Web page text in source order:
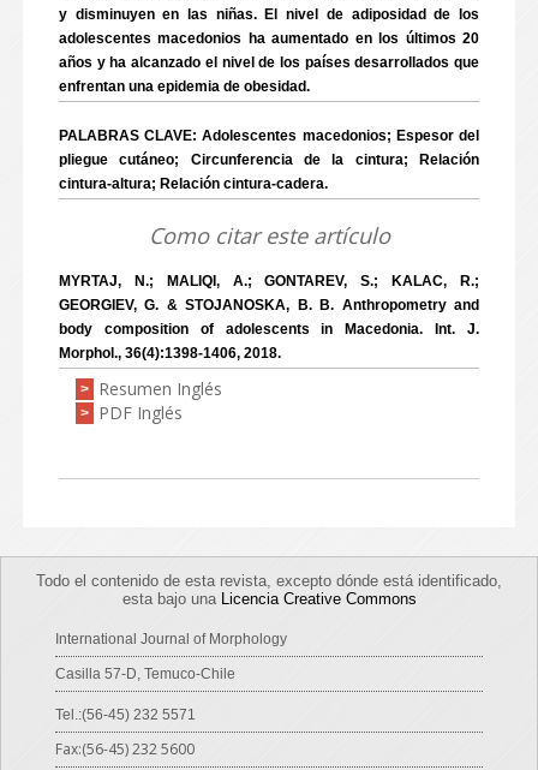
y disminuyen en las niñas. El nivel de adiposidad de los
adolescentes macedonios ha aumentado en los últimos 20
años y ha alcanzado el nivel de los países desarrollados que
enfrentan una epidemia de obesidad.
PALABRAS CLAVE: Adolescentes macedonios; Espesor del
pliegue cutáneo; Circunferencia de la cintura; Relación
cintura-altura; Relación cintura-cadera.
Como citar este artículo
MYRTAJ, N.; MALIQI, A.; GONTAREV, S.; KALAC, R.;
GEORGIEV, G. & STOJANOSKA, B. B. Anthropometry and
body composition of adolescents in Macedonia. Int. J.
Morphol., 36(4):1398-1406, 2018.
> Resumen Inglés
> PDF Inglés
Todo el contenido de esta revista, excepto dónde está identificado,
esta bajo una Licencia Creative Commons
International Journal of Morphology
Casilla 57-D, Temuco-Chile
Tel.:(56-45) 232 5571
Fax:(56-45) 232 5600